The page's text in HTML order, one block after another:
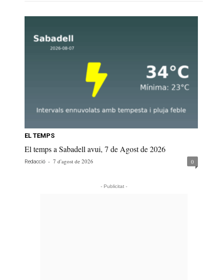
EL TEMPS
El temps a Sabadell avui, 7 de Agost de 2026
Redacció - 7 d'agost de 2026 0
- Publicitat -